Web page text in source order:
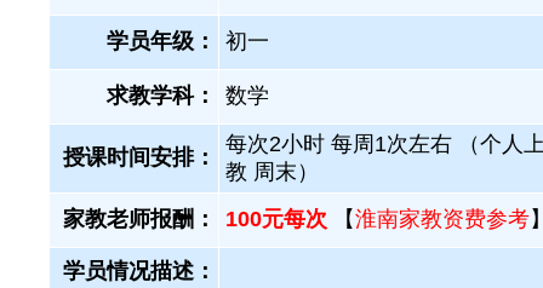
学员年级： 初一
求教学科： 数学
授课时间安排：
每次2小时 每周1次左右 （个人
教 周末）
家教老师报酬：
100元每次 【淮南家教资费参考
学员情况描述：